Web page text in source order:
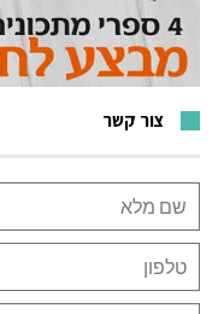
צור קשר